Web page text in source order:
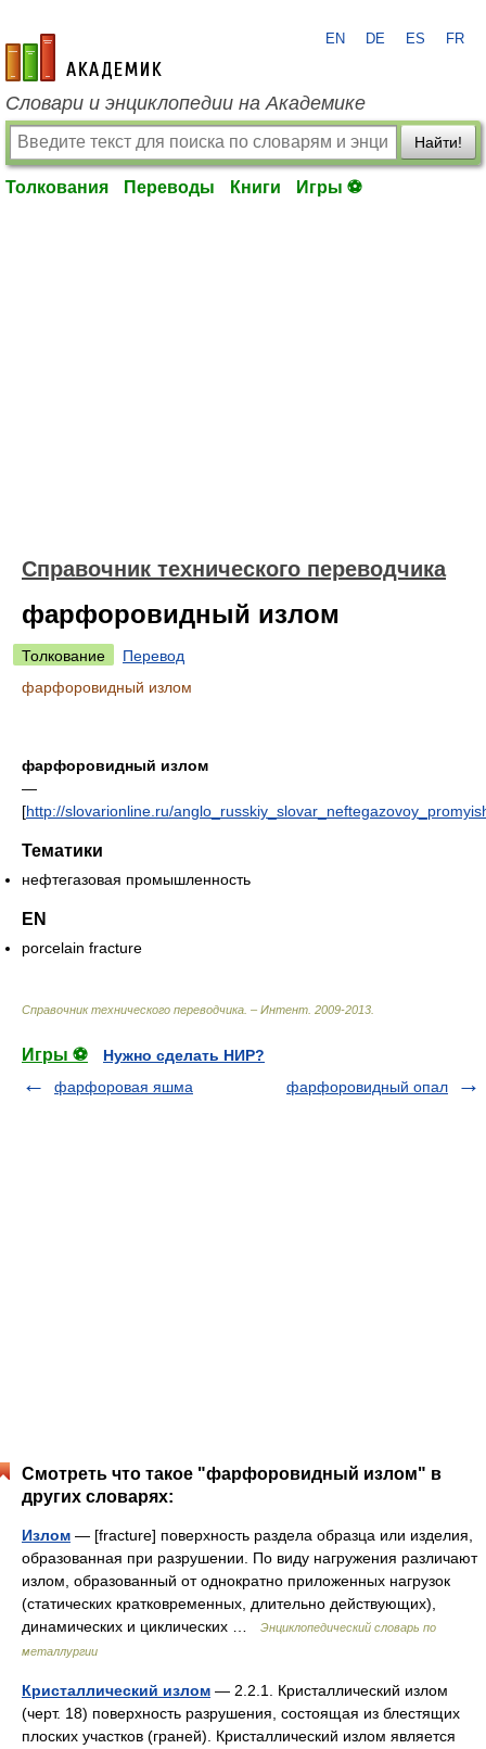
academic.ru
EN DE ES FR
Словари и энциклопедии на Академике
Найти!
Толкования Переводы Книги Игры ⚽
Справочник технического переводчика
фарфоровидный излом
Толкование
Перевод
фарфоровидный излом
фарфоровидный излом
—
[http://slovarionline.ru/
Тематики
нефтегазовая промышленность
EN
porcelain fracture
Справочник технического переводчика. – Интент 2009-2013
Игры ⚽
Нужно сделать НИР?
фарфоровая яшма
фарфоровидный опал
Смотреть что такое "фарфоровидный излом" в
других словарях:
Излом — [fracture] поверхность раздела образца или изделия,
образованная при разрушении. По виду нагружения различают
излом, образованный от однократно приложенных нагрузок
(статических кратковременных, длительно действующих),
динамических и циклических …
Энциклопедический словарь по
металлургии
Кристаллический излом — 2.2.1. Кристаллический излом
(черт. 18) поверхность разрушения, состоящая из блестящих
плоских участков (граней). Кристаллический излом является